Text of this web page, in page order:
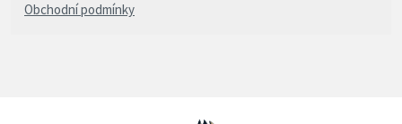
Obchodní podmínky